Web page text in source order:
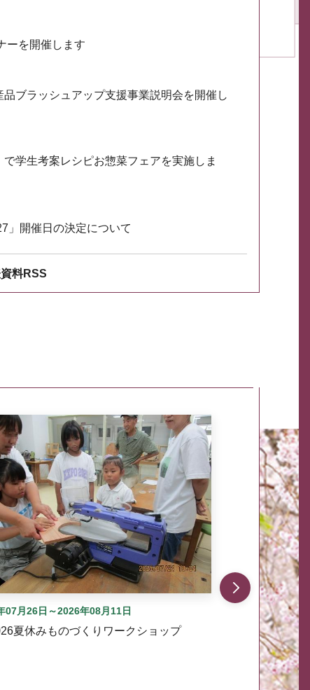
ーを開催します
ブラッシュアップ支援事業説明会を開催し
で学生考案レシピお惣菜フェアを実施しま
」開催日の決定について
料RSS
07月26日～2026年08月11日
夏休みものづくりワークショップ